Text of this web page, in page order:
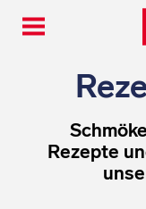
Toggle
navigation
Rezepte